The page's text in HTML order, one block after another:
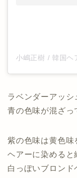
ラベンダーアッ
青の色味が混ざっ
紫の色味は黄色味
ヘアーに染めると
白っぽいブロンド